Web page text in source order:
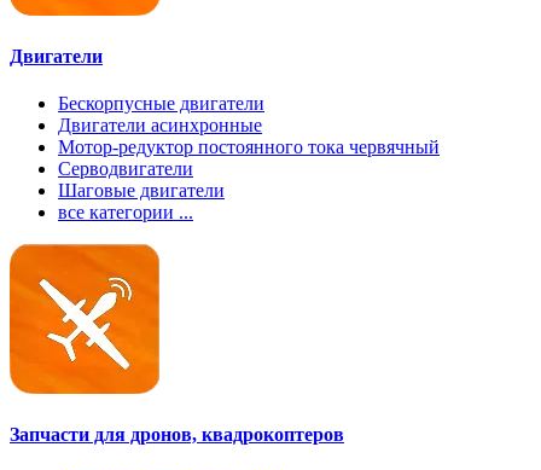
Двигатели
Бескорпусные двигатели
Двигатели асинхронные
Мотор-редуктор постоянного тока червячный
Серводвигатели
Шаговые двигатели
все категории ...
Запчасти для дронов, квадрокоптеров